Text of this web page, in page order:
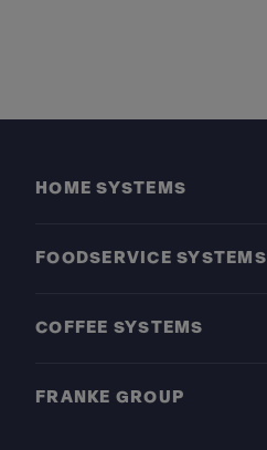
HOME SYSTEMS
FOODSERVICE SYSTEMS
COFFEE SYSTEMS
FRANKE GROUP